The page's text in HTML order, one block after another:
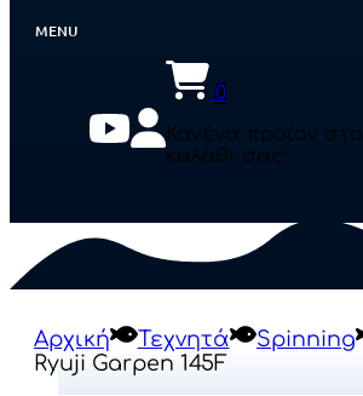
0
Κανένα προϊόν στο
καλάθι σας.
Αρχική Τεχνητά Spinning
Ryuji Garpen 145F